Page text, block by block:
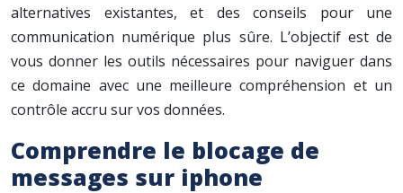
alternatives existantes, et des conseils pour une
communication numérique plus sûre. L’objectif est de
vous donner les outils nécessaires pour naviguer dans
ce domaine avec une meilleure compréhension et un
contrôle accru sur vos données.
Comprendre le blocage de
messages sur iphone